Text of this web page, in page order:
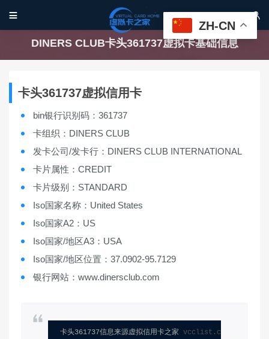
 
DINERS CLUB卡头361737虚拟卡基础信息
卡头361737虚拟信用卡
bin银行识别码：361737
卡组织：DINERS CLUB
发卡公司/发卡行：DINERS CLUB INTERNATIONAL
卡片属性：CREDIT
卡片级别：STANDARD
Iso国家名称：United States
Iso国家A2：US
Iso国家/地区A3：USA
Iso国家/地区位置：37.0902-95.7129
银行网站：www.dinersclub.com
卡头361737信息来源虚拟信用卡之家 vcclist.com
ZH-CN